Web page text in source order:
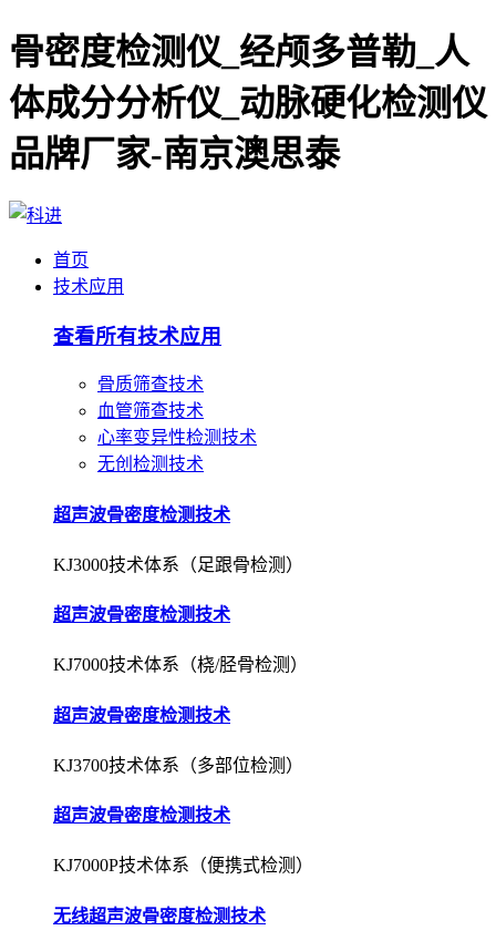
骨密度检测仪_经颅多普勒_人
体成分分析仪_动脉硬化检测仪
品牌厂家-南京澳思泰
首页
技术应用
查看所有技术应用
骨质筛查技术
血管筛查技术
心率变异性检测技术
无创检测技术
超声波骨密度检测技术
KJ3000技术体系（足跟骨检测）
超声波骨密度检测技术
KJ7000技术体系（桡/胫骨检测）
超声波骨密度检测技术
KJ3700技术体系（多部位检测）
超声波骨密度检测技术
KJ7000P技术体系（便携式检测）
无线超声波骨密度检测技术